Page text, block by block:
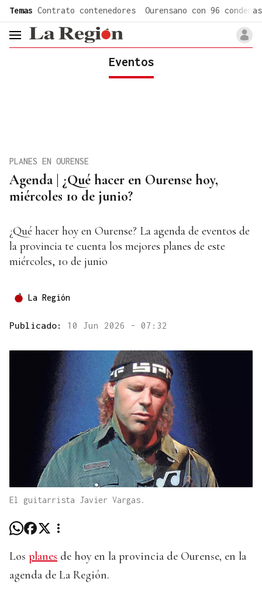
Temas Contrato contenedores Ourensano con 96 condenas
header.menu.open
Eventos
Agenda | ¿Qué hacer en Ourense hoy,
miércoles 10 de junio?
PLANES EN OURENSE
¿Qué hacer hoy en Ourense? La agenda de eventos de
la provincia te cuenta los mejores planes de este
miércoles, 10 de junio
La Región
Publicado: 10 Jun 2026 - 07:32
El guitarrista Javier Vargas.
Los planes de hoy en la provincia de Ourense, en la
agenda de La Región.